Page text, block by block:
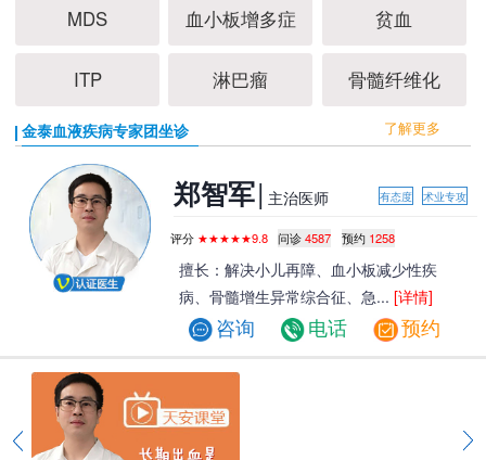
MDS 血小板增多症 贫血
ITP 淋巴瘤 骨髓纤维化
金泰血液疾病专家团坐诊 了解更多
郑智军| 主治医师 术业专攻
有态度
评分 ★★★★★9.8 问诊 4587 预约 1258
擅长：解决小儿再障、血小板减少性疾
病、骨髓增生异常综合征、急...[详情]
咨询 电话 预约